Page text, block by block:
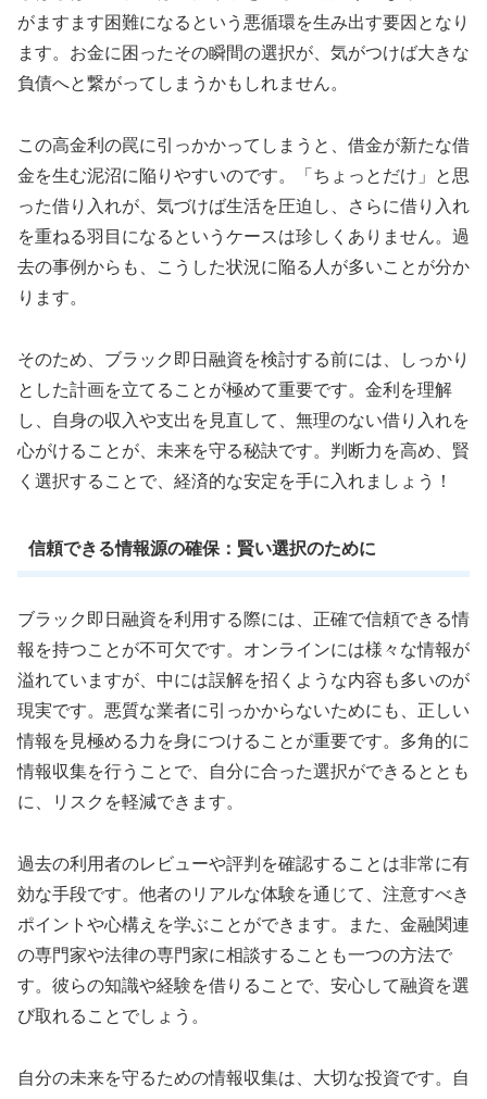
がますます困難になるという悪循環を生み出す要因となり
ます。お金に困ったその瞬間の選択が、気がつけば大きな
負債へと繋がってしまうかもしれません。
この高金利の罠に引っかかってしまうと、借金が新たな借
金を生む泥沼に陥りやすいのです。「ちょっとだけ」と思
った借り入れが、気づけば生活を圧迫し、さらに借り入れ
を重ねる羽目になるというケースは珍しくありません。過
去の事例からも、こうした状況に陥る人が多いことが分か
ります。
そのため、ブラック即日融資を検討する前には、しっかり
とした計画を立てることが極めて重要です。金利を理解
し、自身の収入や支出を見直して、無理のない借り入れを
心がけることが、未来を守る秘訣です。判断力を高め、賢
く選択することで、経済的な安定を手に入れましょう！
信頼できる情報源の確保：賢い選択のために
ブラック即日融資を利用する際には、正確で信頼できる情
報を持つことが不可欠です。オンラインには様々な情報が
溢れていますが、中には誤解を招くような内容も多いのが
現実です。悪質な業者に引っかからないためにも、正しい
情報を見極める力を身につけることが重要です。多角的に
情報収集を行うことで、自分に合った選択ができるととも
に、リスクを軽減できます。
過去の利用者のレビューや評判を確認することは非常に有
効な手段です。他者のリアルな体験を通じて、注意すべき
ポイントや心構えを学ぶことができます。また、金融関連
の専門家や法律の専門家に相談することも一つの方法で
す。彼らの知識や経験を借りることで、安心して融資を選
び取れることでしょう。
自分の未来を守るための情報収集は、大切な投資です。自